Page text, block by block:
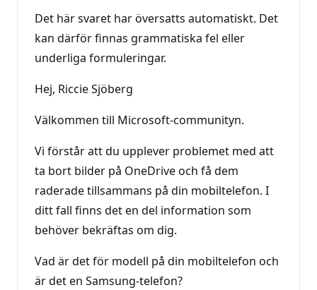
Det här svaret har översatts automatiskt. Det
kan därför finnas grammatiska fel eller
underliga formuleringar.
Hej, Riccie Sjöberg
Välkommen till Microsoft-communityn.
Vi förstår att du upplever problemet med att
ta bort bilder på OneDrive och få dem
raderade tillsammans på din mobiltelefon. I
ditt fall finns det en del information som
behöver bekräftas om dig.
Vad är det för modell på din mobiltelefon och
är det en Samsung-telefon?